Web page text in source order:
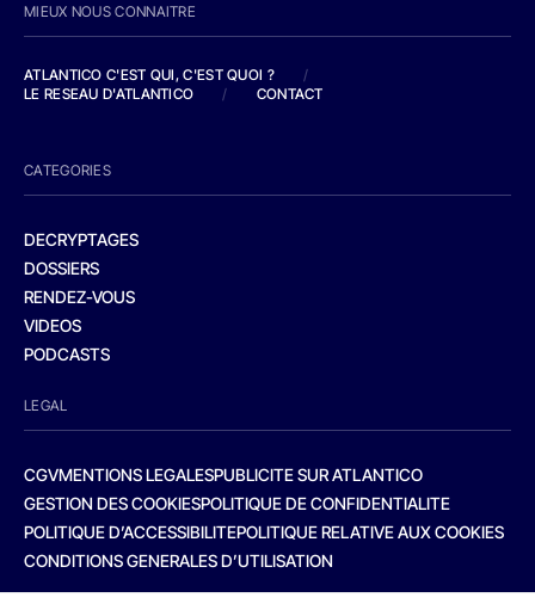
MIEUX NOUS CONNAITRE
ATLANTICO C'EST QUI, C'EST QUOI ?
/
LE RESEAU D'ATLANTICO
/ CONTACT
CATEGORIES
DECRYPTAGES
DOSSIERS
RENDEZ-VOUS
VIDEOS
PODCASTS
LEGAL
CGVMENTIONS LEGALESPUBLICITE SUR ATLANTICO
GESTION DES COOKIESPOLITIQUE DE CONFIDENTIALITE
POLITIQUE D’ACCESSIBILITEPOLITIQUE RELATIVE AUX COOKIES
CONDITIONS GENERALES D’UTILISATION